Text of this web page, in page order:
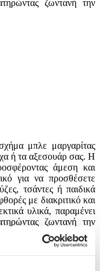
ζωντανή την
μπλε μαργαρίτας
ή τα αξεσουάρ σας. Η
άμεση και
για να προσθέσετε
τσάντες ή παιδικά
με διακριτικό και
υλικά, παραμένει
ζωντανή την